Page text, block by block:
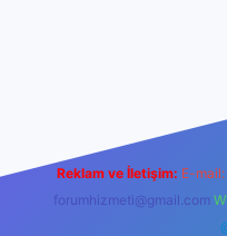
Reklam ve İletişim: E-mail:
forumhizmeti@gmail.com